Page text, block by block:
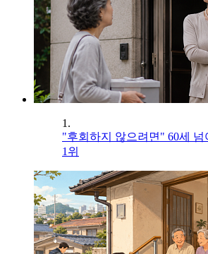
1.
"후회하지 않으려면" 60세
1위